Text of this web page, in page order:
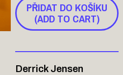
PŘIDAT DO KOŠÍKU
(ADD TO CART)
Derrick Jensen